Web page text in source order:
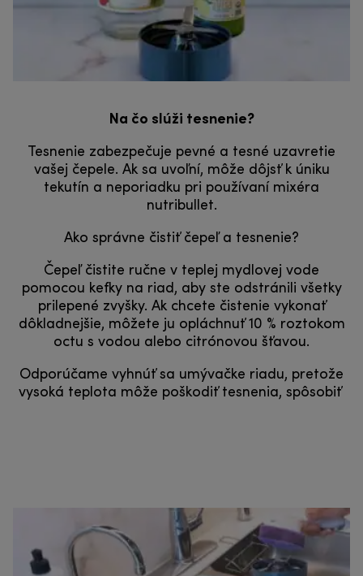
Na čo slúži tesnenie?
Tesnenie zabezpečuje pevné a tesné uzavretie
vašej čepele. Ak sa uvoľní, môže dôjsť k úniku
tekutín a neporiadku pri používaní mixéra
nutribullet.
Ako správne čistiť čepeľ a tesnenie?
Čepeľ čistite ručne v teplej mydlovej vode
pomocou kefky na riad, aby ste odstránili všetky
prilepené zvyšky. Ak chcete čistenie vykonať
dôkladnejšie, môžete ju opláchnuť 10 % roztokom
octu s vodou alebo citrónovou šťavou.
Odporúčame vyhnúť sa umývačke riadu, pretože
vysoká teplota môže poškodiť tesnenia, spôsobiť